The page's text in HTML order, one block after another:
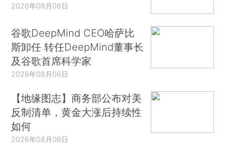
2026年08月06日
谷歌DeepMind CEO哈萨比
斯卸任 转任DeepMind董事长
及谷歌首席科学家
2026年08月06日
【地缘图志】商务部公布对美
反制清单，黄金大涨后持续性
如何
2026年08月06日